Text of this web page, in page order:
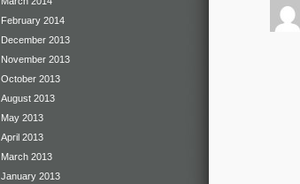
February 2014
December 2013
November 2013
October 2013
August 2013
May 2013
April 2013
March 2013
January 2013